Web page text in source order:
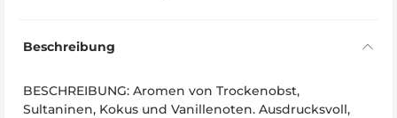
Beschreibung
BESCHREIBUNG: Aromen von Trockenobst,
Sultaninen, Kokus und Vanillenoten. Ausdrucksvoll,